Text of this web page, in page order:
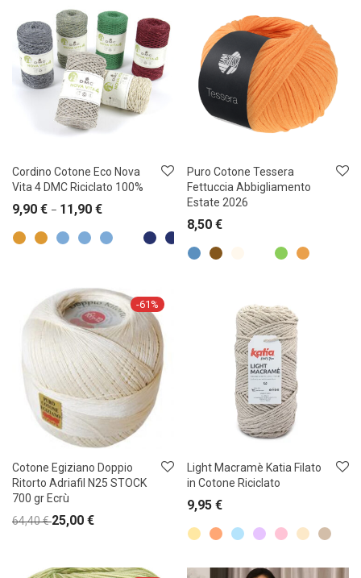
Cordino Cotone Eco Nova
Vita 4 DMC Riciclato 100%
9,90 € – 11,90 €
Puro Cotone Tessera
Fettuccia Abbigliamento
Estate 2026
8,50 €
-61 %
Cotone Egiziano Doppio
Ritorto Adriafil N25 STOCK
700 gr Ecrù
64,40€ 25,00 €
Light Macramè Katia Filato
in Cotone Riciclato
9,95 €